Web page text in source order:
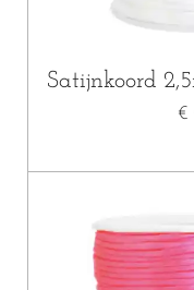
Satijnkoord
€